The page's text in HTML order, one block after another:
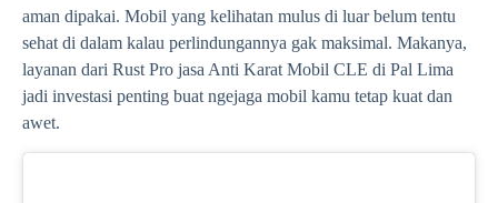
aman dipakai. Mobil yang kelihatan mulus di luar belum tentu
sehat di dalam kalau perlindungannya gak maksimal. Makanya,
layanan dari Rust Pro jasa Anti Karat Mobil CLE di Pal Lima
jadi investasi penting buat ngejaga mobil kamu tetap kuat dan
awet.